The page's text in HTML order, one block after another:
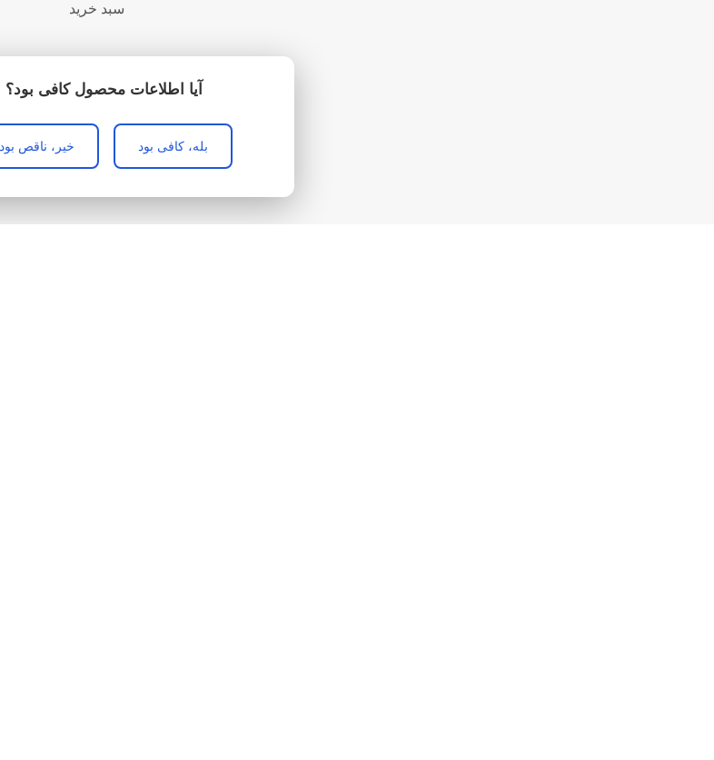
آیا اطلاعات محصول کافی بود؟
بله، کافی بود خیر، ناقص بود
سبد خرید